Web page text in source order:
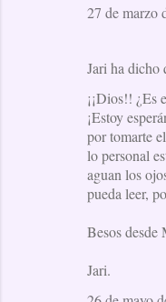
27 de marzo
Jari ha
¡¡Dios!! ¿Es
¡Estoy
por tomarte
lo personal
aguan los
pueda leer,
Besos desde
Jari.